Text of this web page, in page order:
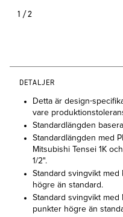
1/2
DETALJER
Detta är design-
vare
Standardlängden
Standardlängden med
Mitsubishi Tensei 1K
1/2".
Standard svingvikt med
högre än standard.
Standard svingvikt med
punkter högre än